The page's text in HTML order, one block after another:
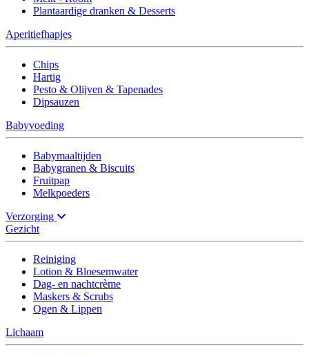
Plantaardige dranken & Desserts
Aperitiefhapjes
Chips
Hartig
Pesto & Olijven & Tapenades
Dipsauzen
Babyvoeding
Babymaaltijden
Babygranen & Biscuits
Fruitpap
Melkpoeders
Verzorging
Gezicht
Reiniging
Lotion & Bloesemwater
Dag- en nachtcrème
Maskers & Scrubs
Ogen & Lippen
Lichaam